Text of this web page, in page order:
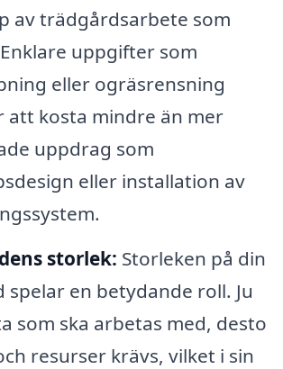
av trädgårdsarbete som
uppgifter som
eller ogräsrensning
att kosta mindre än mer
uppdrag som
eller installation av
storlek: Storleken på din
en betydande roll. Ju
som ska arbetas med, desto
resurser krävs, vilket i sin